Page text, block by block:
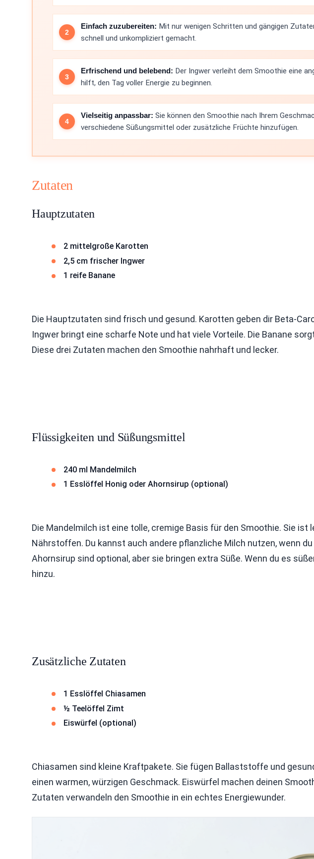
Einfach zuzubereiten: Mit nur wenigen Schritten und gängigen
schnell und unkompliziert gemacht.
Erfrischend und belebend: Der Ingwer verleiht dem Smoothie eine
hilft, den Tag voller Energie zu beginnen.
Vielseitig anpassbar: Sie können den Smoothie nach Ihrem
verschiedene Süßungsmittel oder zusätzliche Früchte hinzufügen.
Zutaten
Hauptzutaten
2 mittelgroße Karotten
2,5 cm frischer Ingwer
1 reife Banane
Die Hauptzutaten sind frisch und gesund. Karotten geben dir Beta-
Ingwer bringt eine scharfe Note und hat viele Vorteile. Die Banane
Diese drei Zutaten machen den Smoothie nahrhaft und lecker.
Flüssigkeiten und Süßungsmittel
240 ml Mandelmilch
1 Esslöffel Honig oder Ahornsirup (optional)
Die Mandelmilch ist eine tolle, cremige Basis für den Smoothie. Sie ist
Nährstoffen. Du kannst auch andere pflanzliche Milch nutzen, wenn
Ahornsirup sind optional, aber sie bringen extra Süße. Wenn du es
hinzu.
Zusätzliche Zutaten
1 Esslöffel Chiasamen
½ Teelöffel Zimt
Eiswürfel (optional)
Chiasamen sind kleine Kraftpakete. Sie fügen Ballaststoffe und
einen warmen, würzigen Geschmack. Eiswürfel machen deinen
Zutaten verwandeln den Smoothie in ein echtes Energiewunder.